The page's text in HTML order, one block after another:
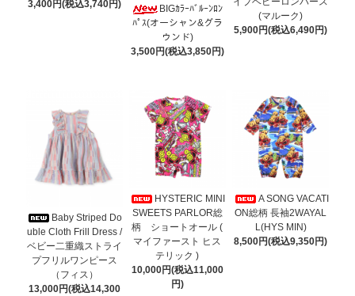
3,400円(税込3,740円)
BIGｶﾗｰﾊﾞﾙｰﾝﾛﾝ
ﾊﾟｽ(オーシャン&グラ
ウンド)
3,500円(税込3,850円)
(マルーク)
5,900円(税込6,490円)
Baby Striped Do
uble Cloth Frill Dress /
ベビー二重織ストライ
プフリルワンピース
（フィス）
13,000円(税込14,300
HYSTERIC MINI
SWEETS PARLOR総
柄 ショートオール (
マイファースト ヒス
テリック )
10,000円(税込11,000
円)
A SONG VACATI
ON総柄 長袖2WAYAL
L(HYS MIN)
8,500円(税込9,350円)